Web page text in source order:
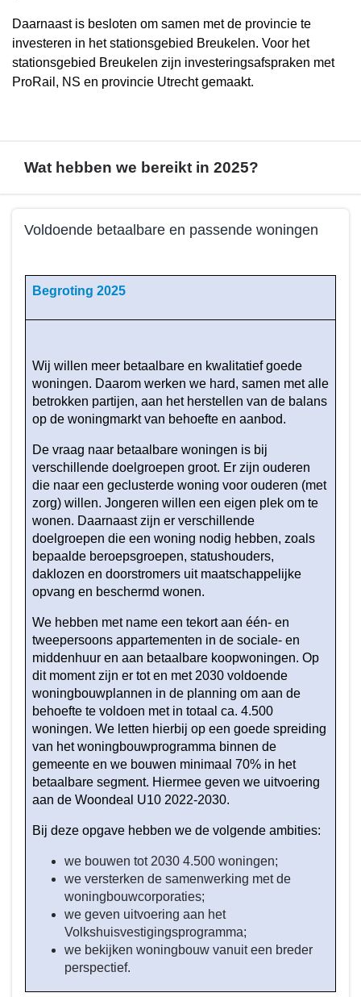
Daarnaast is besloten om samen met de provincie te
investeren in het stationsgebied Breukelen. Voor het
stationsgebied Breukelen zijn investeringsafspraken met
ProRail, NS en provincie Utrecht gemaakt.
Wat hebben we bereikt in 2025?
Beleid
hebben
2025?
Voldoende betaalbare en passende woningen
naar
navigatie
bereikt
2025?
Voldoende
betaalbare
woningen
Begroting 2025
Wij willen meer betaalbare en kwalitatief goede
woningen. Daarom werken we hard, samen met alle
betrokken partijen, aan het herstellen van de balans
op de woningmarkt van behoefte en aanbod.
De vraag naar betaalbare woningen is bij
verschillende doelgroepen groot. Er zijn ouderen
die naar een geclusterde woning voor ouderen (met
zorg) willen. Jongeren willen een eigen plek om te
wonen. Daarnaast zijn er verschillende
doelgroepen die een woning nodig hebben, zoals
bepaalde beroepsgroepen, statushouders,
daklozen en doorstromers uit maatschappelijke
opvang en beschermd wonen.
We hebben met name een tekort aan één- en
tweepersoons appartementen in de sociale- en
middenhuur en aan betaalbare koopwoningen. Op
dit moment zijn er tot en met 2030 voldoende
woningbouwplannen in de planning om aan de
behoefte te voldoen met in totaal ca. 4.500
woningen. We letten hierbij op een goede spreiding
van het woningbouwprogramma binnen de
gemeente en we bouwen minimaal 70% in het
betaalbare segment. Hiermee geven we uitvoering
aan de Woondeal U10 2022-2030.
Bij deze opgave hebben we de volgende ambities:
we bouwen tot 2030 4.500 woningen;
we versterken de samenwerking met de
woningbouwcorporaties;
we geven uitvoering aan het
Volkshuisvestigingsprogramma;
we bekijken woningbouw vanuit een breder
perspectief.